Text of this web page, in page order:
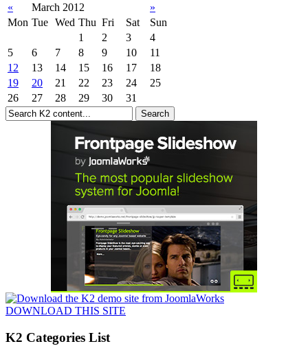
« March 2012
»
Mon Tue Wed Thu Fri Sat
Sun
1
2 3
4
5
6 7 8 9 10
11
12
13 14 15 16 17
18
19
20 21 22 23 24
25
26
27 28 29 30 31
DOWNLOAD THIS SITE
K2 Categories List